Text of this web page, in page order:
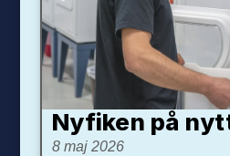
Nyfiken på
8 maj 2026